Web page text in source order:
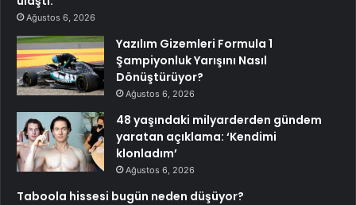
Ağustos 6, 2026
Yazılım Gizemleri Formula 1
Şampiyonluk Yarışını Nasıl
Dönüştürüyor?
Ağustos 6, 2026
48 yaşındaki milyarderden gündem
yaratan açıklama: ‘Kendimi
klonladım’
Ağustos 6, 2026
Taboola hissesi bugün neden düşüyor?